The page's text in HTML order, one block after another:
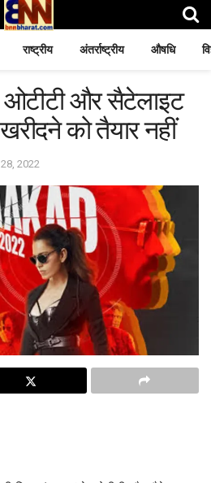
राष्ट्रीय अंतर्राष्ट्रीय औषधि
ओटीटी और सैटेलाइट
को तैयार नहीं
2022